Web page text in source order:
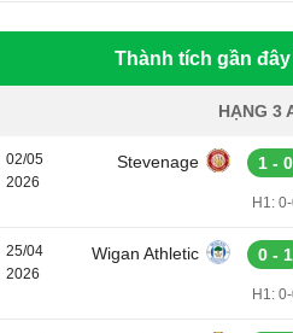
Thành tích gần
HẠNG 3
02/05
2026
Stevenage 1 - 0
H1:
25/04
2026
Wigan Athletic 0 - 1
H1: